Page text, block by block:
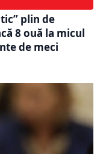
plin de
8 ouă la micul
de meci